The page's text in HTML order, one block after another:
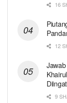
16
12
9